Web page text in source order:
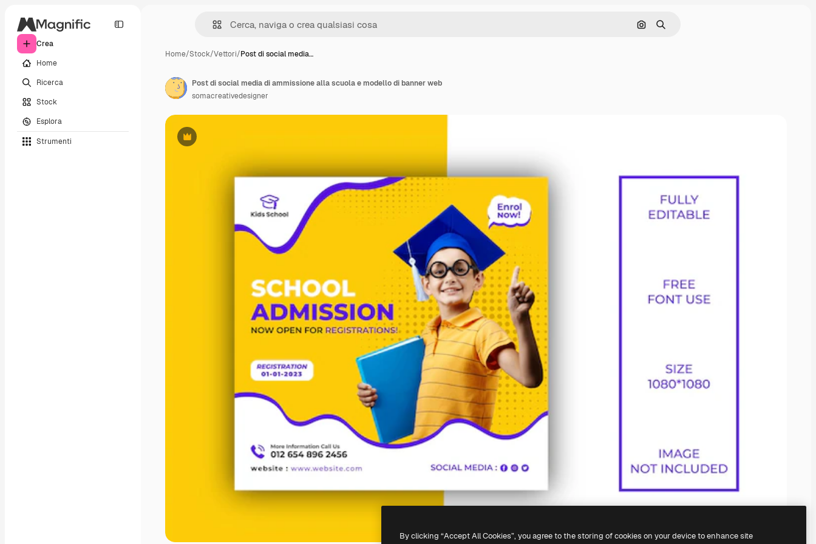
Crea
Home
Ricerca
Stock
Esplora
Strumenti
Cerca per immagine
Ricerca
Home/Stock/Vettori/Post di social media…
Premium
Post di social media di ammissione alla scuola e modello di banner web
somacreativedesigner
By clicking “Accept All Cookies”, you agree to the storing of cookies on your device to enhance site